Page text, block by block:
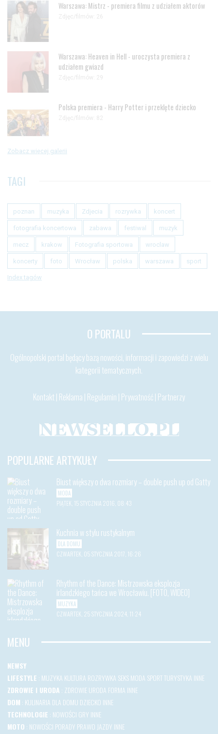
Warszawa: Mistrz - premiera filmu z udziałem aktorów
Zdjęc/filmów: 26
Warszawa: Heaven in Hell - uroczysta premiera z
udziałem gwiazd
Zdjęc/filmów: 29
Polska premiera - Harry Potter i przeklęte dziecko
Zdjęc/filmów: 82
Zobacz więcej galerii
TAGI
poznan muzyka Zdjecia rozrywka koncert
fotografia koncertowa zabawa festiwal muzyk
mecz krakow Fotografia sportowa wroclaw
koncerty foto Wrocław polska warszawa sport
Index tagów
O PORTALU
Ogólnopolski portal będący bazą nowości, informacji i zapowiedzi z wielu
kategorii tematycznych.
Kontakt | Reklama | Regulamin | Prywatność| Partnerzy
POPULARNE ARTYKUŁY
Biust większy o dwa rozmiary – double push up od Gatty
MODA
PIĄTEK, 15 STYCZNIA 2016, 08:43
Kuchnia w stylu rustykalnym
DLA DOMU
CZWARTEK, 05 STYCZNIA 2017, 16:26
Rhythm of the Dance: Mistrzowska eksplozja
irlandzkiego tańca we Wrocławiu. [FOTO, WIDEO]
MUZYKA
CZWARTEK, 25 STYCZNIA 2024, 11:24
MENU
NEWSY
LIFESTYLE : MUZYKA KULTURA ROZRYWKA SEKSMODA SPORTTURYSTYKA INNE
ZDROWIE I URODA : ZDROWIEURODA FORMA INNE
DOM : KULINARIA DLA DOMU DZIECKO INNE
TECHNOLOGIE : NOWOŚCI GRY INNE
MOTO : NOWOŚCI PORADY PRAWO JAZDY INNE